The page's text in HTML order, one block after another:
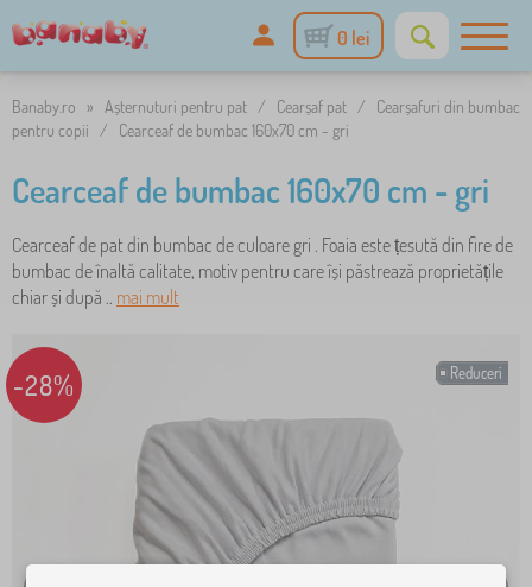
0 lei
Banaby.ro » Așternuturi pentru pat / Cearșaf pat /
Cearșafuri din bumbac
pentru copii
/ Cearceaf de bumbac 160x70 cm - gri
Cearceaf de bumbac 160x70 cm - gri
Cearceaf de pat din bumbac de culoare gri . Foaia este țesută din fire de
bumbac de înaltă calitate, motiv pentru care își păstrează proprietățile
chiar și după .. mai mult
Reduceri
-28%